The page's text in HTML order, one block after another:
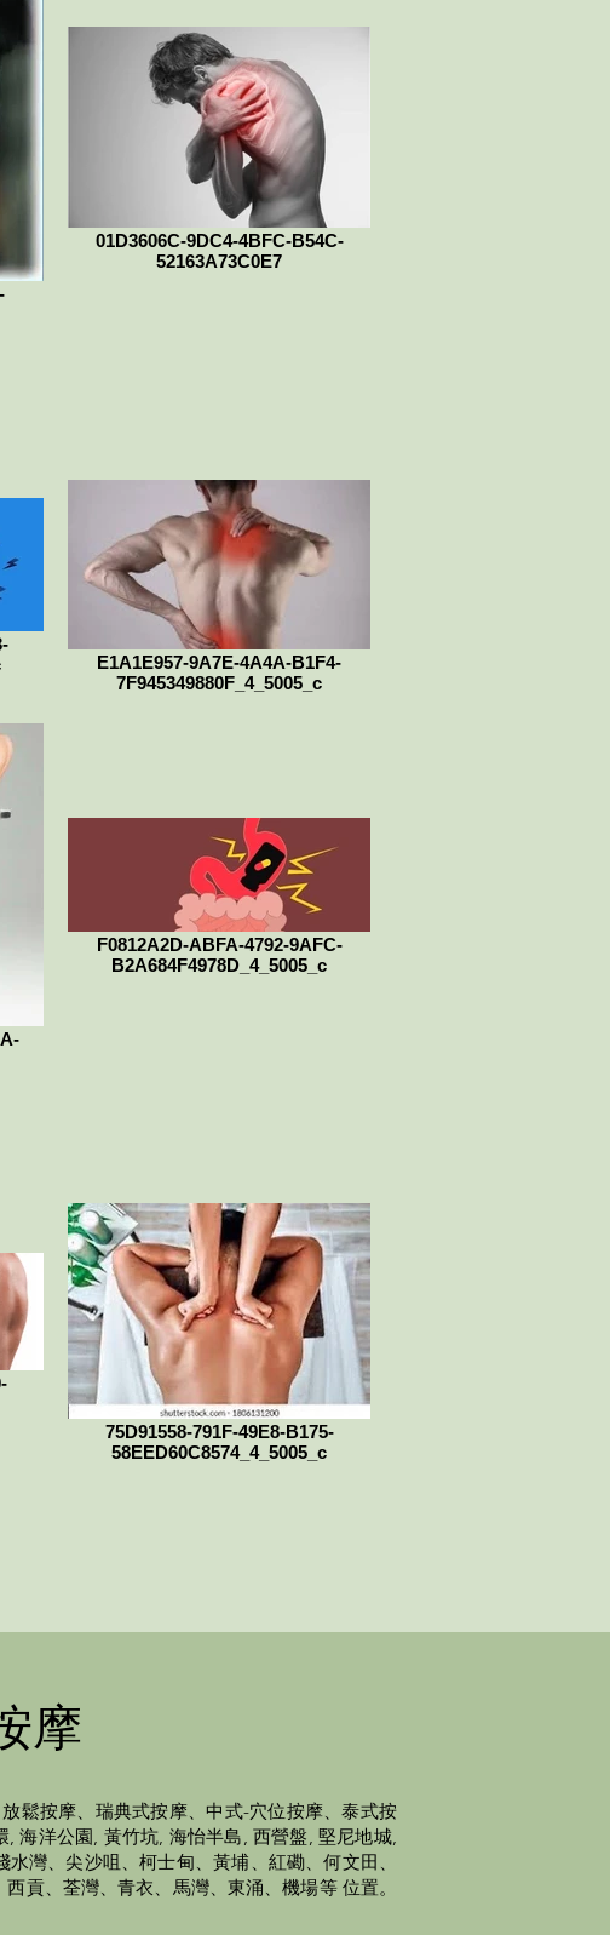
摩
鬆按摩、瑞典式按摩、中式-穴位按摩、泰式按
海洋公園, 黃竹坑, 海怡半島, 西營盤, 堅尼地城,
灣、尖沙咀、柯士甸、黃埔、紅磡、何文田、
貢、荃灣、青衣、馬灣、東涌、機場等 位置。
01D3606C-9DC4-4BFC-B54C-
52163A73C0E7
E1A1E957-9A7E-4A4A-B1F4-
7F945349880F_4_5005_c
F0812A2D-ABFA-4792-9AFC-
B2A684F4978D_4_5005_c
75D91558-791F-49E8-B175-
58EED60C8574_4_5005_c